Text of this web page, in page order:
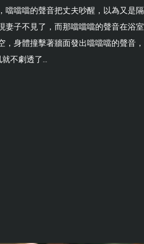
噹噹噹的聲音把丈夫吵醒，以為又是隔
妻子不見了，而那噹噹噹的聲音在浴室
身體撞擊著牆面發出噹噹噹的聲音，
不劇透了...